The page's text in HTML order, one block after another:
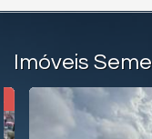
Imóveis